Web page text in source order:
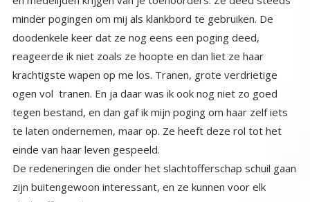
einde van haar leven gespeeld.
De redeneringen die onder het slachtofferschap schuil gaan
zijn buitengewoon interessant, en ze kunnen voor elk